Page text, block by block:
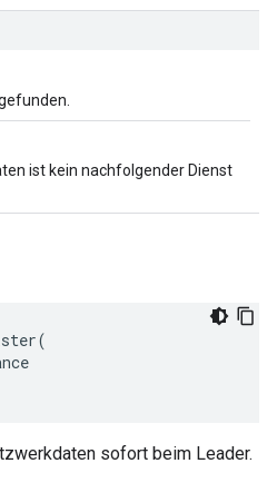
ist kein nachfolgender Dienst
(
sofort beim Leader.